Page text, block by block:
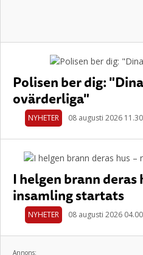
Polisen ber dig:
ovärderliga"
NYHETER 08 augusti 2026 11.30
I helgen brann deras
insamling startats
NYHETER 08 augusti 2026 04.00
Annons: